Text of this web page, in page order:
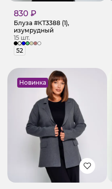
830 ₽
Блуза #КТ3388 (1),
изумрудный
15 шт.
52
Новинка